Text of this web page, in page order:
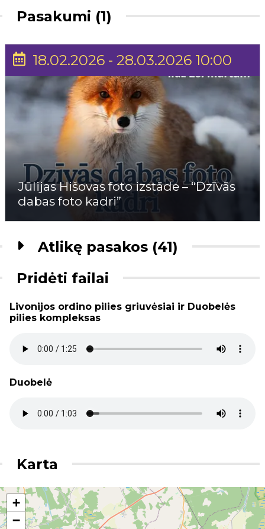
Pasakumi (1)
18.02.2026 - 28.03.2026 10:00
Jūlijas Hišovas foto izstāde – “Dzīvās
dabas foto kadri”
Atlikę pasakos (41)
Pridėti failai
Livonijos ordino pilies griuvėsiai ir Duobelės
pilies kompleksas
Duobelė
Karta
+
−